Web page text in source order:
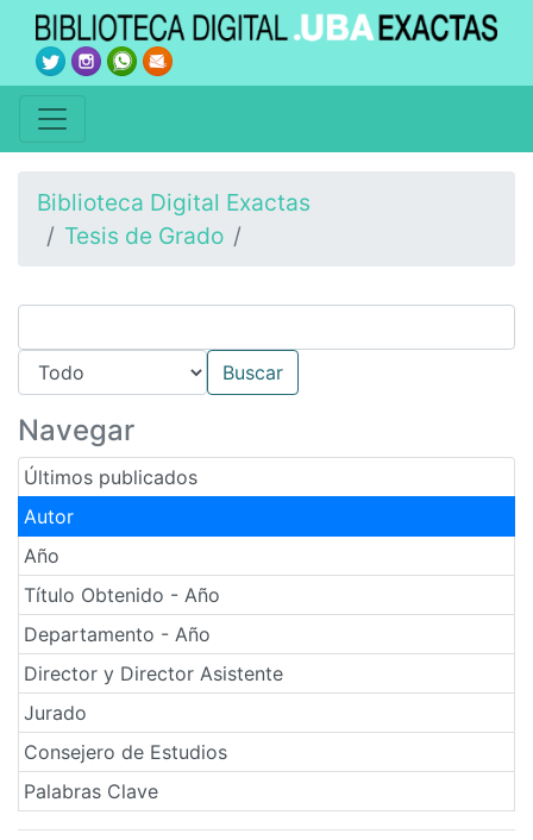
Biblioteca Digital Exactas
Tesis de Grado
Navegar
Últimos publicados
Autor
Año
Título Obtenido - Año
Departamento - Año
Director y Director Asistente
Jurado
Consejero de Estudios
Palabras Clave